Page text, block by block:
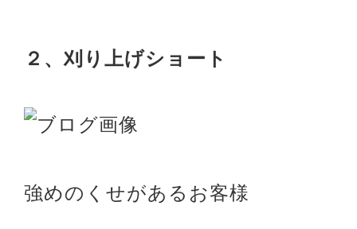
２、刈り上げショート
強めのくせがあるお客様